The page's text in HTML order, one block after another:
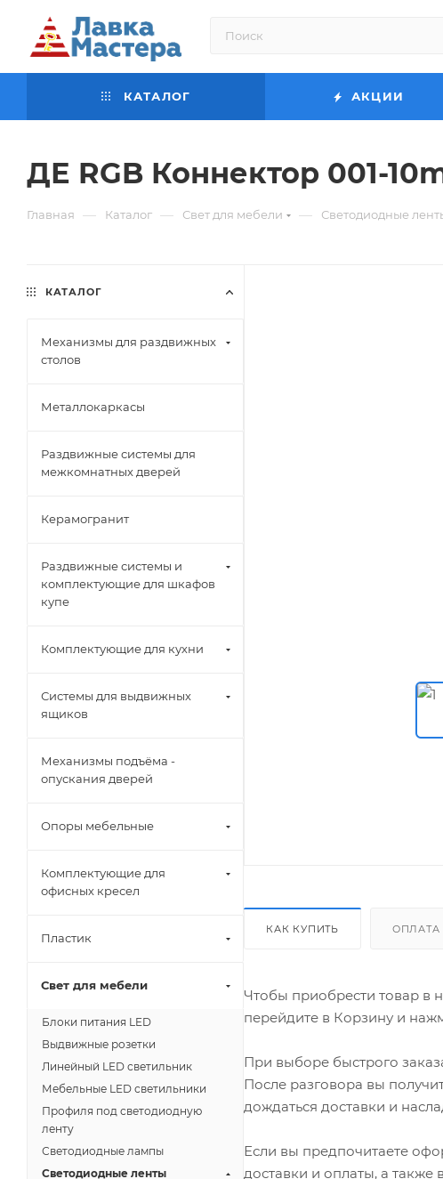
КАТАЛОГ АКЦИИ
ДЕ RGB Коннектор 001-
Главная — Каталог — Свет для мебели — Светодиодные
КАК КУПИТЬ ОПЛАТА
Чтобы приобрести товар в
перейдите в Корзину и
При выборе быстрого
После разговора вы
дождаться доставки и
Если вы предпочитаете
доставки и оплаты, а
КАТАЛОГ
Механизмы для раздвижных
столов
Металлокаркасы
Раздвижные системы для
межкомнатных дверей
Керамогранит
Раздвижные системы и
комплектующие для шкафов
купе
Комплектующие для кухни
Системы для выдвижных
ящиков
Механизмы подъёма -
опускания дверей
Опоры мебельные
Комплектующие для
офисных кресел
Пластик
Свет для мебели
Блоки питания LED
Выдвижные розетки
Линейный LED светильник
Мебельные LED светильники
Профиля под светодиодную
ленту
Светодиодные лампы
Светодиодные ленты